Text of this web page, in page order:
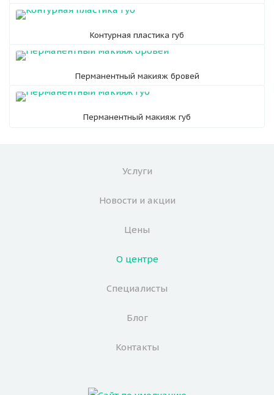
Контурная пластика губ
Перманентный макияж бровей
Перманентный макияж губ
Услуги
Новости и акции
Цены
О центре
Специалисты
Блог
Контакты